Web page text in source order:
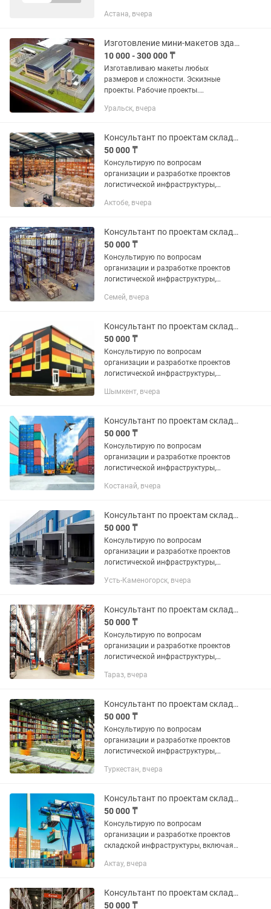
рассматривается стажировка либо
Астана, вчера
Изготовление мини-макетов зданий и сооружений
10 000 - 300 000 ₸
Изготавливаю макеты любых
размеров и сложности. Эскизные
проекты. Рабочие проекты.
Уральск, вчера
Консультант по проектам складской логистики
50 000 ₸
Консультирую по вопросам
организации и разработке проектов
логистической инфраструктуры,
центры и торгово-логистические
грузовые и...
Актобе, вчера
Консультант по проектам складской логистики
50 000 ₸
Консультирую по вопросам
организации и разработке проектов
логистической инфраструктуры,
центры и торгово-логистические
грузовые и...
Семей, вчера
Консультант по проектам складской логистики
50 000 ₸
Консультирую по вопросам
организации и разработке проектов
логистической инфраструктуры,
центры и торгово-логистические
грузовые и...
Шымкент, вчера
Консультант по проектам складской логистики
50 000 ₸
Консультирую по вопросам
организации и разработке проектов
логистической инфраструктуры,
центры и торгово-логистические
грузовые и...
Костанай, вчера
Консультант по проектам складской логистики
50 000 ₸
Консультирую по вопросам
организации и разработке проектов
логистической инфраструктуры,
центры и торгово-логистические
грузовые и...
Усть-Каменогорск, вчера
Консультант по проектам складской логистики
50 000 ₸
Консультирую по вопросам
организации и разработке проектов
логистической инфраструктуры,
центры и торгово-логистические
грузовые и...
Тараз, вчера
Консультант по проектам складской логистики
50 000 ₸
Консультирую по вопросам
организации и разработке проектов
логистической инфраструктуры,
центры и торгово-логистические
грузовые и...
Туркестан, вчера
Консультант по проектам складской логистики
50 000 ₸
Консультирую по вопросам
организации и разработке проектов
складской инфраструктуры, включая
торгово-логистические комплексы,
Актау, вчера
Консультант по проектам складской логистики
50 000 ₸